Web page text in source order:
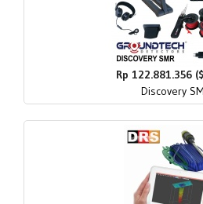
Rp 122.881.356
Discovery